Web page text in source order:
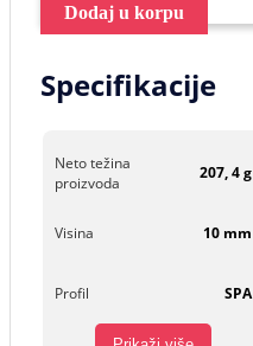
Dodaj u korpu
Specifikacije
Neto težina
proizvoda
207, 4 g
Visina 10 mm
Profil SPA